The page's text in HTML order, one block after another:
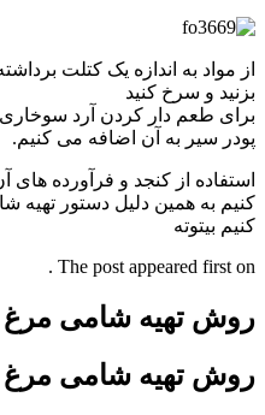
از مواد به اندازه یک کتلت
بزنید و سرخ کنید
برای طعم دار کردن آرد
پودر سیر به آن اضافه می کنیم.
استفاده از کنجد و فرآورده
کنیم به همین دلیل دستور تهیه
کنیم بیتوته
The post appeared first on .
روش تهیه شامی
روش تهیه شامی